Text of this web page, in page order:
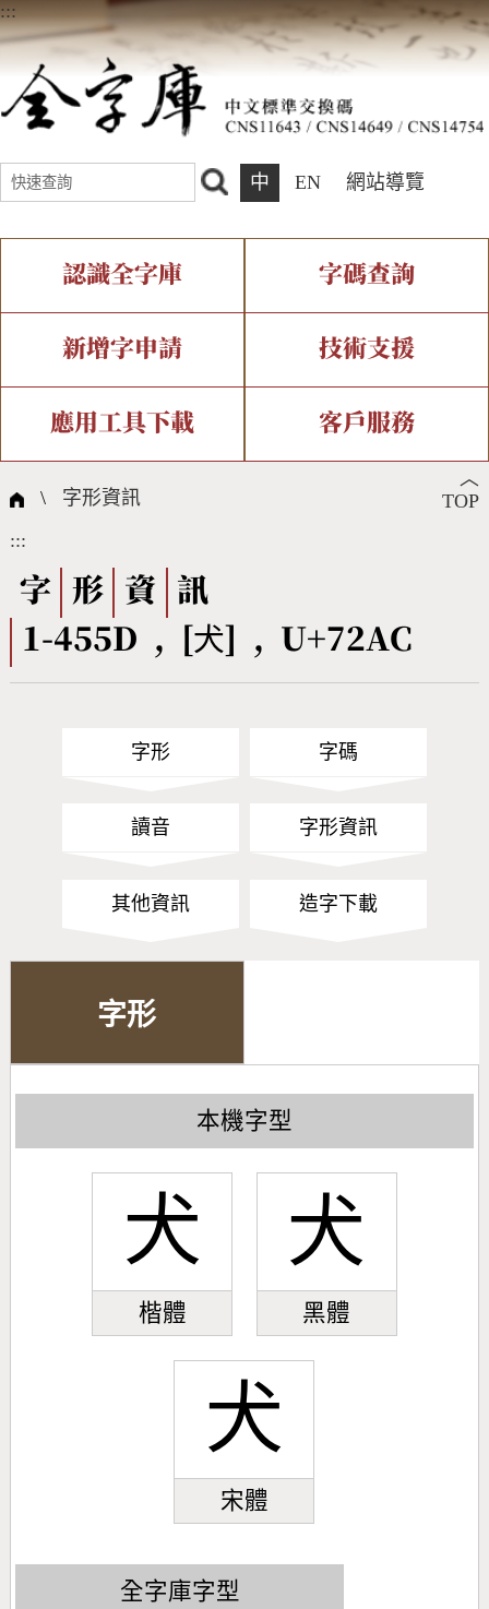
:::
中 EN 網站導覽
認識全字庫
全字庫介紹 全字庫現況
中文碼介紹 專有名詞介紹
國際字碼相關組織
字碼查詢
IDS查詢 部件查詢
複合查詢 注音查詢
筆畫查詢
筆順序查詢
CNS查詢 Unicode查詢
新增字申請
新字申請處理流程
技術支援
字形即時顯示 造字解決方案
全字庫授權 轉碼Web Service
應用工具下載
個人電腦造字處理工具
字形下載
客戶服務
問題集
熱門查詢統計
︿
TOP
\ 字形資訊
:::
字 形 資
訊
1-455D , [犬] , U+72AC
字形 字碼
讀音 字形資訊
其他資訊 造字下載
字形
本機字型
犬
楷體
犬
黑體
犬
宋體
全字庫字型